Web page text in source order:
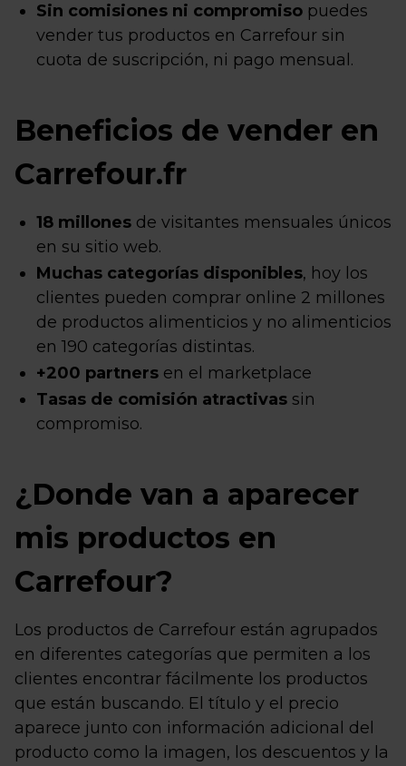
Sin comisiones ni compromiso puedes
vender tus productos en Carrefour sin
cuota de suscripción, ni pago mensual.
Beneficios de vender en
Carrefour.fr
18 millones de visitantes mensuales únicos
en su sitio web.
Muchas categorías disponibles, hoy los
clientes pueden comprar online 2 millones
de productos alimenticios y no alimenticios
en 190 categorías distintas.
+200 partners en el marketplace
Tasas de comisión atractivas sin
compromiso.
¿Donde van a aparecer
mis productos en
Carrefour?
Los productos de Carrefour están agrupados
en diferentes categorías que permiten a los
clientes encontrar fácilmente los productos
que están buscando. El título y el precio
aparece junto con información adicional del
producto como la imagen, los descuentos y la